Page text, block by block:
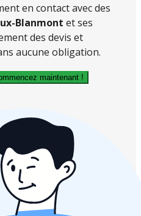
en contact avec des
Blanmont et ses
des devis et
aucune obligation.
maintenant !